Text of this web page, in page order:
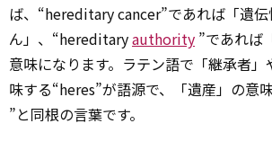
ば、“hereditary cancer”であれば「遺伝
ん」、“hereditaryauthority ”であれば
意味になります。ラテン語で「継承者
味する“heres”が語源で、「遺産」の意
”と同根の言葉です。